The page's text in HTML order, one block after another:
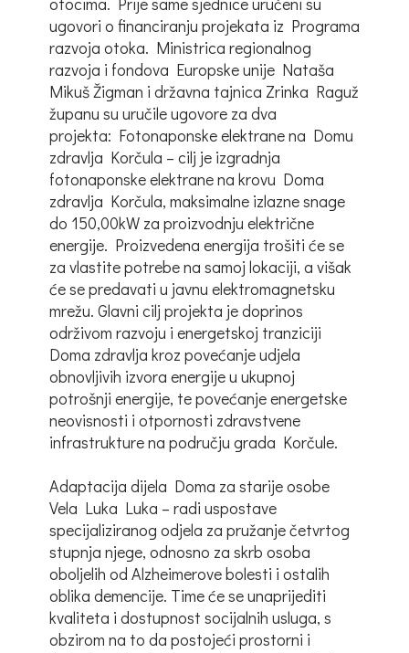
ugovori o financiranju projekata iz Programa
razvoja otoka. Ministrica regionalnog
razvoja i fondova Europske unije Nataša
Mikuš Žigman i državna tajnica Zrinka Raguž
županu su uručile ugovore za dva
projekta: Fotonaponske elektrane na Domu
zdravlja Korčula – cilj je izgradnja
fotonaponske elektrane na krovu Doma
zdravlja Korčula, maksimalne izlazne snage
do 150,00kW za proizvodnju električne
energije. Proizvedena energija trošiti će se
za vlastite potrebe na samoj lokaciji, a višak
će se predavati u javnu elektromagnetsku
mrežu. Glavni cilj projekta je doprinos
održivom razvoju i energetskoj tranziciji
Doma zdravlja kroz povećanje udjela
obnovljivih izvora energije u ukupnoj
potrošnji energije, te povećanje energetske
neovisnosti i otpornosti zdravstvene
infrastrukture na području grada Korčule.
Adaptacija dijela Doma za starije osobe
Vela Luka Luka – radi uspostave
specijaliziranog odjela za pružanje četvrtog
stupnja njege, odnosno za skrb osoba
oboljelih od Alzheimerove bolesti i ostalih
oblika demencije. Time će se unaprijediti
kvaliteta i dostupnost socijalnih usluga, s
obzirom na to da postojeći prostorni i